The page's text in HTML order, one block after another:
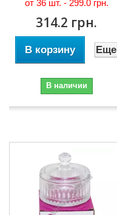
от 36 шт. - 299.0 грн.
314.2 грн.
В корзину Еще
В наличии